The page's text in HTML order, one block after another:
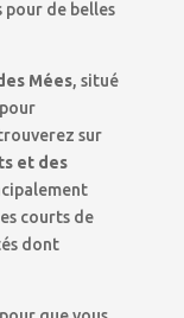
pour de belles
Mées, situé
sur
et des
courts de
dont